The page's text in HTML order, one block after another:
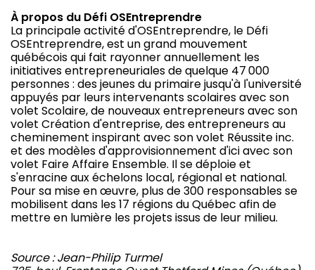
À propos du Défi OSEntreprendre
La principale activité d'OSEntreprendre, le Défi
OSEntreprendre, est un grand mouvement
québécois qui fait rayonner annuellement les
initiatives entrepreneuriales de quelque 47 000
personnes : des jeunes du primaire jusqu'à l'université
appuyés par leurs intervenants scolaires avec son
volet Scolaire, de nouveaux entrepreneurs avec son
volet Création d'entreprise, des entrepreneurs au
cheminement inspirant avec son volet Réussite inc.
et des modèles d'approvisionnement d'ici avec son
volet Faire Affaire Ensemble. Il se déploie et
s'enracine aux échelons local, régional et national.
Pour sa mise en œuvre, plus de 300 responsables se
mobilisent dans les 17 régions du Québec afin de
mettre en lumière les projets issus de leur milieu.
Source : Jean-Philip Turmel